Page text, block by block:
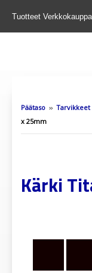
Tuotteet Verkkokauppa
Päätaso ›› Tarvikkeet
x 25mm
Kärki